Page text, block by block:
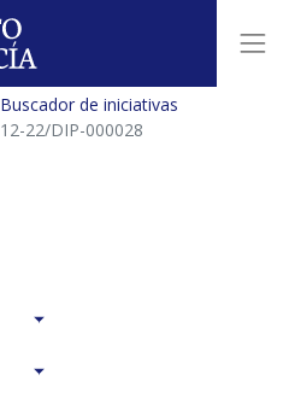
Buscador de iniciativas
12-22/DIP-000028